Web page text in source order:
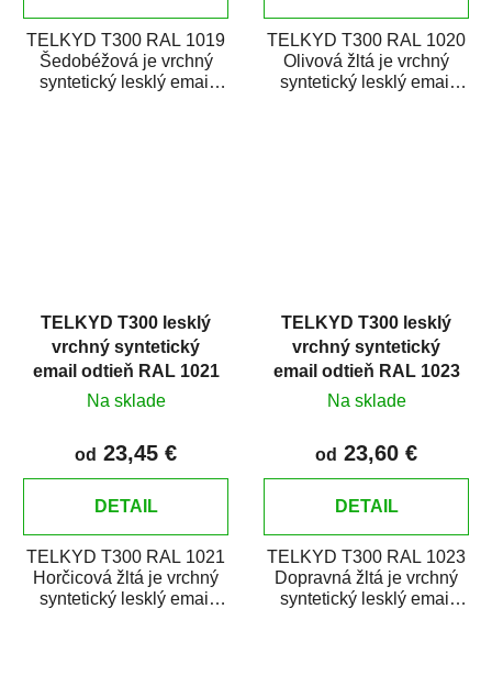
TELKYD T300 RAL 1019
Šedobéžová je vrchný
syntetický lesklý email
TELKYD T300 RAL 1020
Olivová žltá je vrchný
syntetický lesklý email
TELKYD T300 lesklý
vrchný syntetický
email odtieň RAL 1021
Horčicová žltá
Na sklade
od 23,45 €
DETAIL
TELKYD T300 RAL 1021
Horčicová žltá je vrchný
syntetický lesklý email
TELKYD T300 lesklý
vrchný syntetický
email odtieň RAL 1023
Dopravná žltá
Na sklade
od 23,60 €
DETAIL
TELKYD T300 RAL 1023
Dopravná žltá je vrchný
syntetický lesklý email